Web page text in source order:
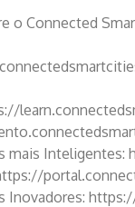
o Connected
mais
Inovadores: